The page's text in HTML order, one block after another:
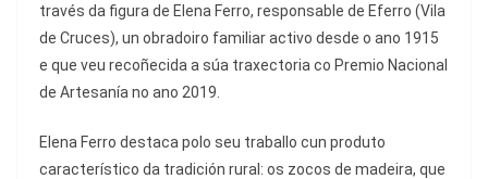
través da figura de Elena Ferro, responsable de Eferro (Vila
de Cruces), un obradoiro familiar activo desde o ano 1915
e que veu recoñecida a súa traxectoria co Premio Nacional
de Artesanía no ano 2019.
Elena Ferro destaca polo seu traballo cun produto
característico da tradición rural: os zocos de madeira, que